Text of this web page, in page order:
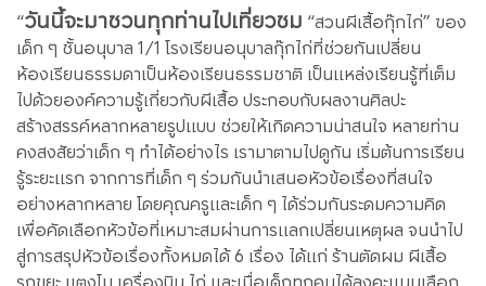
“วันนี้จะมาชวนทุกท่านไปเที่ยวชม “สวนผีเสื้อกุ๊กไก่” ของ
เด็ก ๆ ชั้นอนุบาล 1/1 โรงเรียนอนุบาลกุ๊กไก่ที่ช่วยกันเปลี่ยน
ห้องเรียนธรรมดาเป็นห้องเรียนธรรมชาติ เป็นแหล่งเรียนรู้ที่เต็ม
ไปด้วยองค์ความรู้เกี่ยวกับผีเสื้อ ประกอบกับผลงานศิลปะ
สร้างสรรค์หลากหลายรูปแบบ ช่วยให้เกิดความน่าสนใจ หลายท่าน
คงสงสัยว่าเด็ก ๆ ทำได้อย่างไร เรามาตามไปดูกัน เริ่มต้นการเรียน
รู้ระยะแรก จากการที่เด็ก ๆ ร่วมกันนำเสนอหัวข้อเรื่องที่สนใจ
อย่างหลากหลาย โดยคุณครูและเด็ก ๆ ได้ร่วมกันระดมความคิด
เพื่อคัดเลือกหัวข้อที่เหมาะสมผ่านการแลกเปลี่ยนเหตุผล จนนำไป
สู่การสรุปหัวข้อเรื่องทั้งหมดได้ 6 เรื่อง ได้แก่ ร้านตัดผม ผีเสื้อ